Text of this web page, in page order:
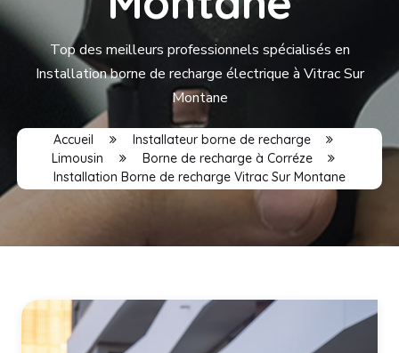
Top des meilleurs professionnels spécialisés en
Installation borne de recharge électrique à Vitrac Sur
Montane
Accueil
Installateur borne de recharge
Limousin
Borne de recharge à Corréze
Installation Borne de recharge Vitrac Sur Montane